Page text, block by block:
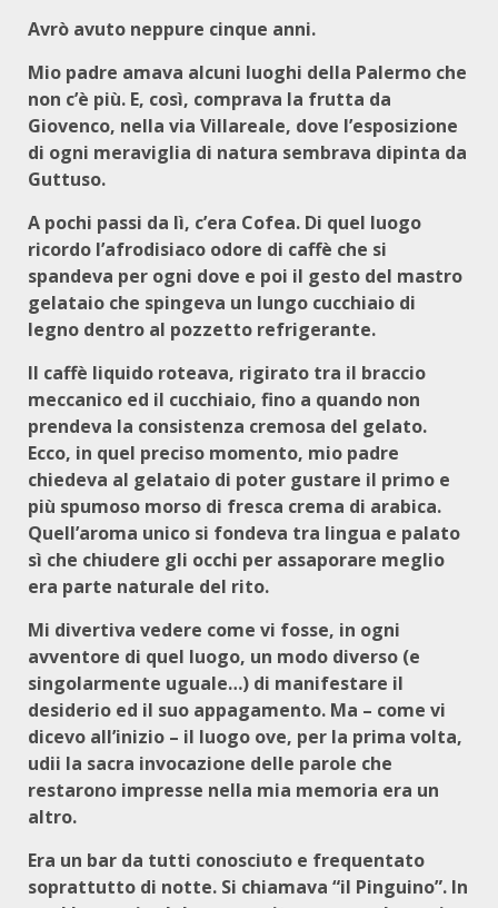
Avrò avuto neppure cinque anni.
Mio padre amava alcuni luoghi della Palermo che
non c’è più. E, così, comprava la frutta da
Giovenco, nella via Villareale, dove l’esposizione
di ogni meraviglia di natura sembrava dipinta da
Guttuso.
A pochi passi da lì, c’era Cofea. Di quel luogo
ricordo l’afrodisiaco odore di caffè che si
spandeva per ogni dove e poi il gesto del mastro
gelataio che spingeva un lungo cucchiaio di
legno dentro al pozzetto refrigerante.
Il caffè liquido roteava, rigirato tra il braccio
meccanico ed il cucchiaio, fino a quando non
prendeva la consistenza cremosa del gelato.
Ecco, in quel preciso momento, mio padre
chiedeva al gelataio di poter gustare il primo e
più spumoso morso di fresca crema di arabica.
Quell’aroma unico si fondeva tra lingua e palato
sì che chiudere gli occhi per assaporare meglio
era parte naturale del rito.
Mi divertiva vedere come vi fosse, in ogni
avventore di quel luogo, un modo diverso (e
singolarmente uguale…) di manifestare il
desiderio ed il suo appagamento. Ma – come vi
dicevo all’inizio – il luogo ove, per la prima volta,
udii la sacra invocazione delle parole che
restarono impresse nella mia memoria era un
altro.
Era un bar da tutti conosciuto e frequentato
soprattutto di notte. Si chiamava “il Pinguino”. In